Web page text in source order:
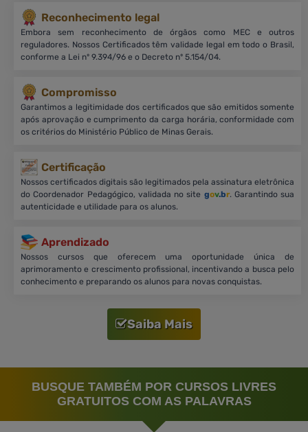
Reconhecimento legal
Embora sem reconhecimento de órgãos como MEC e outros
reguladores. Nossos Certificados têm validade legal em todo o Brasil,
conforme a Lei nº 9.394/96 e o Decreto nº 5.154/04.
Compromisso
Garantimos a legitimidade dos certificados que são emitidos somente
após aprovação e cumprimento da carga horária, conformidade com
os critérios do Ministério Público de Minas Gerais.
Certificação
Nossos certificados digitais são legitimados pela assinatura eletrônica
do Coordenador Pedagógico, validada no site gov.br. Garantindo sua
autenticidade e utilidade para os alunos.
Aprendizado
Nossos cursos que oferecem uma oportunidade única de
aprimoramento e crescimento profissional, incentivando a busca pelo
conhecimento e preparando os alunos para novas conquistas.
Saiba Mais
BUSQUE TAMBÉM POR CURSOS LIVRES
GRATUITOS COM AS PALAVRAS